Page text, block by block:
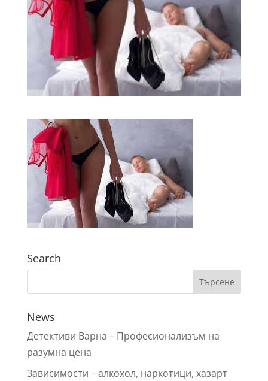
Search
News
Детективи Варна – Профeсионализъм на
разумна цена
Зависимости – алкохол, наркотици, хазарт